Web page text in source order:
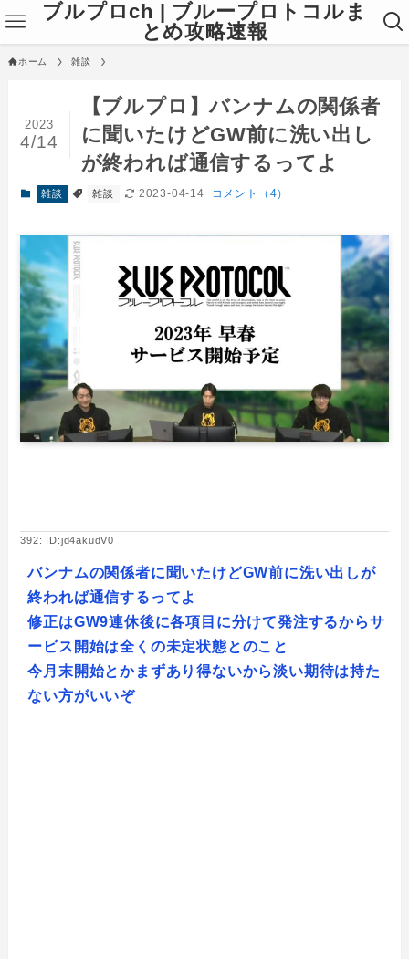
ブルプロch | ブループロトコルま
とめ攻略速報
ホーム 雑談
【ブルプロ】バンナムの関係者
に聞いたけどGW前に洗い出し
が終われば通信するってよ
2023
4/14
雑談 雑談 2023-04-14 コメント（4）
392: ID:jd4akudV0
バンナムの関係者に聞いたけどGW前に洗い出しが
終われば通信するってよ
修正はGW9連休後に各項目に分けて発注するからサ
ービス開始は全くの未定状態とのこと
今月末開始とかまずあり得ないから淡い期待は持た
ない方がいいぞ